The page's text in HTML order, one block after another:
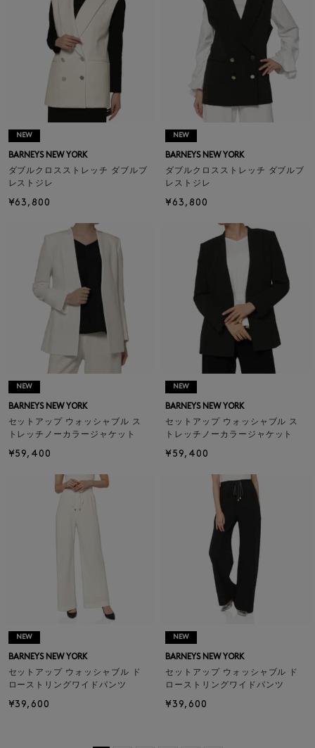
NEW
BARNEYS NEW YORK
ダブルクロスストレッチ ダブルブ
レストジレ
¥63,800
NEW
BARNEYS NEW YORK
ダブルクロスストレッチ ダブルブ
レストジレ
¥63,800
NEW
BARNEYS NEW YORK
セットアップ ウォッシャブル ス
トレッチノーカラージャケット
¥59,400
NEW
BARNEYS NEW YORK
セットアップ ウォッシャブル ス
トレッチノーカラージャケット
¥59,400
NEW
BARNEYS NEW YORK
セットアップ ウォッシャブル ド
ローストリングワイドパンツ
¥39,600
NEW
BARNEYS NEW YORK
セットアップ ウォッシャブル ド
ローストリングワイドパンツ
¥39,600